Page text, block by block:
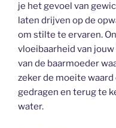
je het gevoel van
laten drijven op de
om stilte te ervaren.
vloeibaarheid van
van de baarmoeder
zeker de moeite
gedragen en terug te
water.